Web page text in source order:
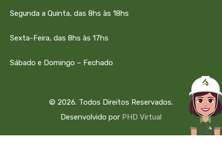
Segunda a Quinta, das 8hs às 18hs
Sexta-Feira, das 8hs às 17hs
Sábado e Domingo – Fechado
© 2026. Todos Direitos Reservados.
Desenvolvido por PHD Virtual